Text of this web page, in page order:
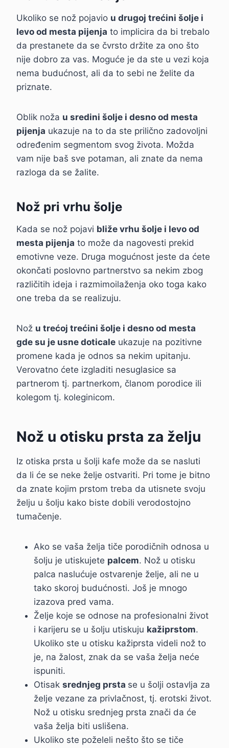
Ukoliko se nož pojavio u drugoj trećini šolje i
levo od mesta pijenja to implicira da bi trebalo
da prestanete da se čvrsto držite za ono što
nije dobro za vas. Moguće je da ste u vezi koja
nema budućnost, ali da to sebi ne želite da
priznate.
Oblik noža u sredini šolje i desno od mesta
pijenja ukazuje na to da ste prilično zadovoljni
određenim segmentom svog života. Možda
vam nije baš sve potaman, ali znate da nema
razloga da se žalite.
Nož pri vrhu šolje
Kada se nož pojavi bliže vrhu šolje i levo od
mesta pijenja to može da nagovesti prekid
emotivne veze. Druga mogućnost jeste da ćete
okončati poslovno partnerstvo sa nekim zbog
različitih ideja i razmimoilaženja oko toga kako
one treba da se realizuju.
Nož u trećoj trećini šolje i desno od mesta
gde su je usne doticale ukazuje na pozitivne
promene kada je odnos sa nekim upitanju.
Verovatno ćete izgladiti nesuglasice sa
partnerom tj. partnerkom, članom porodice ili
kolegom tj. koleginicom.
Nož u otisku prsta za želju
Iz otiska prsta u šolji kafe može da se nasluti
da li će se neke želje ostvariti. Pri tome je bitno
da znate kojim prstom treba da utisnete svoju
želju u šolju kako biste dobili verodostojno
tumačenje.
Ako se vaša želja tiče porodičnih odnosa u
šolju je utiskujete palcem. Nož u otisku
palca naslućuje ostvarenje želje, ali ne u
tako skoroj budućnosti. Još je mnogo
izazova pred vama.
Želje koje se odnose na profesionalni život
i karijeru se u šolju utiskuju kažiprstom.
Ukoliko ste u otisku kažiprsta videli nož to
je, na žalost, znak da se vaša želja neće
ispuniti.
Otisak srednjeg prsta se u šolji ostavlja za
želje vezane za privlačnost, tj. erotski život.
Nož u otisku srednjeg prsta znači da će
vaša želja biti uslišena.
Ukoliko ste poželeli nešto što se tiče